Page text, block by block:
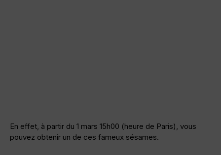
En effet, à partir du 1 mars 15h00 (heure de Paris), vous
pouvez obtenir un de ces fameux sésames.